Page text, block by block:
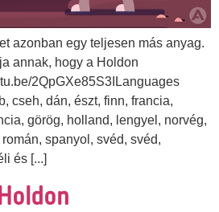
azonban egy teljesen más anyag.
annak, hogy a Holdon
2QpGXe85S3ILanguages
cseh, dán, észt, finn, francia,
görög, holland, lengyel, norvég,
spanyol, svéd, svéd,
és [...]